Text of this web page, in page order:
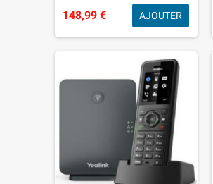
148,99 € AJOUTER